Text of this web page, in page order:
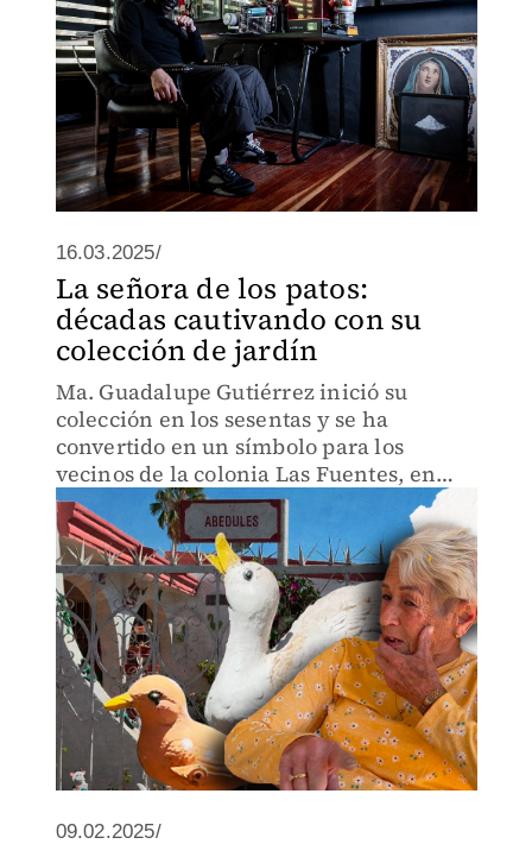
16.03.2025/
La señora de los patos:
décadas cautivando con su
colección de jardín
Ma. Guadalupe Gutiérrez inició su
colección en los sesentas y se ha
convertido en un símbolo para los
vecinos de la colonia Las Fuentes, en
Sonora.
09.02.2025/